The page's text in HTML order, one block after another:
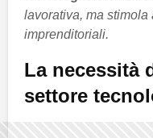
lavorativa, ma
imprenditoriali.
La necessità
settore